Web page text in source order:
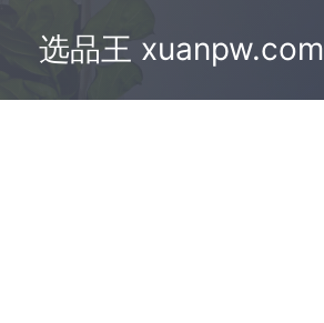
选品王 xuanpw.com